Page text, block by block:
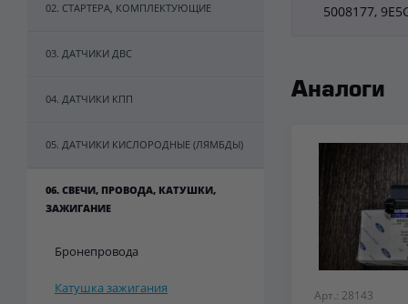
02. СТАРТЕРА, КОМПЛЕКТУЮЩИЕ
03. ДАТЧИКИ ДВС
04. ДАТЧИКИ КПП
05. ДАТЧИКИ КИСЛОРОДНЫЕ (ЛЯМБДЫ)
06. СВЕЧИ, ПРОВОДА, КАТУШКИ,
ЗАЖИГАНИЕ
Бронепровода
Катушка зажигания
5008177,
Аналоги
Арт.: 28143